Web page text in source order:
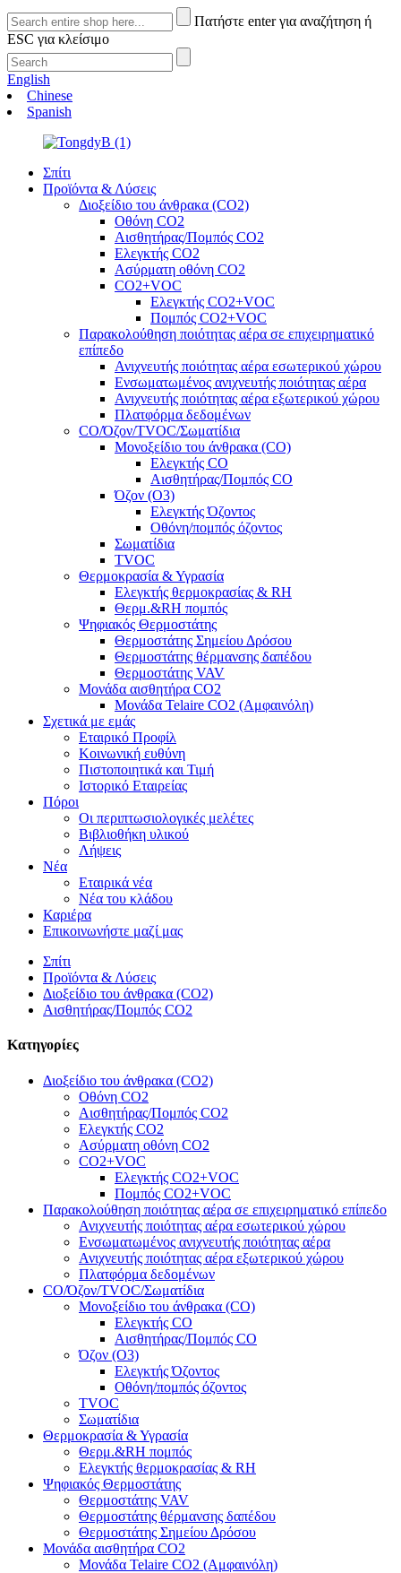
Πατήστε enter για αναζήτηση ή
ESC για κλείσιμο
English
Chinese
Spanish
Σπίτι
Προϊόντα & Λύσεις
Διοξείδιο του άνθρακα (CO2)
Οθόνη CO2
Αισθητήρας/Πομπός CO2
Ελεγκτής CO2
Ασύρματη οθόνη CO2
CO2+VOC
Ελεγκτής CO2+VOC
Πομπός CO2+VOC
Παρακολούθηση ποιότητας αέρα σε επιχειρηματικό
επίπεδο
Ανιχνευτής ποιότητας αέρα εσωτερικού χώρου
Ενσωματωμένος ανιχνευτής ποιότητας αέρα
Ανιχνευτής ποιότητας αέρα εξωτερικού χώρου
Πλατφόρμα δεδομένων
CO/Όζον/TVOC/Σωματίδια
Μονοξείδιο του άνθρακα (CO)
Ελεγκτής CO
Αισθητήρας/Πομπός CO
Όζον (O3)
Ελεγκτής Όζοντος
Οθόνη/πομπός όζοντος
Σωματίδια
TVOC
Θερμοκρασία & Υγρασία
Ελεγκτής θερμοκρασίας & RH
Θερμ.&RH πομπός
Ψηφιακός Θερμοστάτης
Θερμοστάτης Σημείου Δρόσου
Θερμοστάτης θέρμανσης δαπέδου
Θερμοστάτης VAV
Μονάδα αισθητήρα CO2
Μονάδα Telaire CO2 (Αμφαινόλη)
Σχετικά με εμάς
Εταιρικό Προφίλ
Κοινωνική ευθύνη
Πιστοποιητικά και Τιμή
Ιστορικό Εταιρείας
Πόροι
Οι περιπτωσιολογικές μελέτες
Βιβλιοθήκη υλικού
Λήψεις
Νέα
Εταιρικά νέα
Νέα του κλάδου
Καριέρα
Επικοινωνήστε μαζί μας
Σπίτι
Προϊόντα & Λύσεις
Διοξείδιο του άνθρακα (CO2)
Αισθητήρας/Πομπός CO2
Κατηγορίες
Διοξείδιο του άνθρακα (CO2)
Οθόνη CO2
Αισθητήρας/Πομπός CO2
Ελεγκτής CO2
Ασύρματη οθόνη CO2
CO2+VOC
Ελεγκτής CO2+VOC
Πομπός CO2+VOC
Παρακολούθηση ποιότητας αέρα σε επιχειρηματικό επίπεδο
Ανιχνευτής ποιότητας αέρα εσωτερικού χώρου
Ενσωματωμένος ανιχνευτής ποιότητας αέρα
Ανιχνευτής ποιότητας αέρα εξωτερικού χώρου
Πλατφόρμα δεδομένων
CO/Όζον/TVOC/Σωματίδια
Μονοξείδιο του άνθρακα (CO)
Ελεγκτής CO
Αισθητήρας/Πομπός CO
Όζον (O3)
Ελεγκτής Όζοντος
Οθόνη/πομπός όζοντος
TVOC
Σωματίδια
Θερμοκρασία & Υγρασία
Θερμ.&RH πομπός
Ελεγκτής θερμοκρασίας & RH
Ψηφιακός Θερμοστάτης
Θερμοστάτης VAV
Θερμοστάτης θέρμανσης δαπέδου
Θερμοστάτης Σημείου Δρόσου
Μονάδα αισθητήρα CO2
Μονάδα Telaire CO2 (Αμφαινόλη)